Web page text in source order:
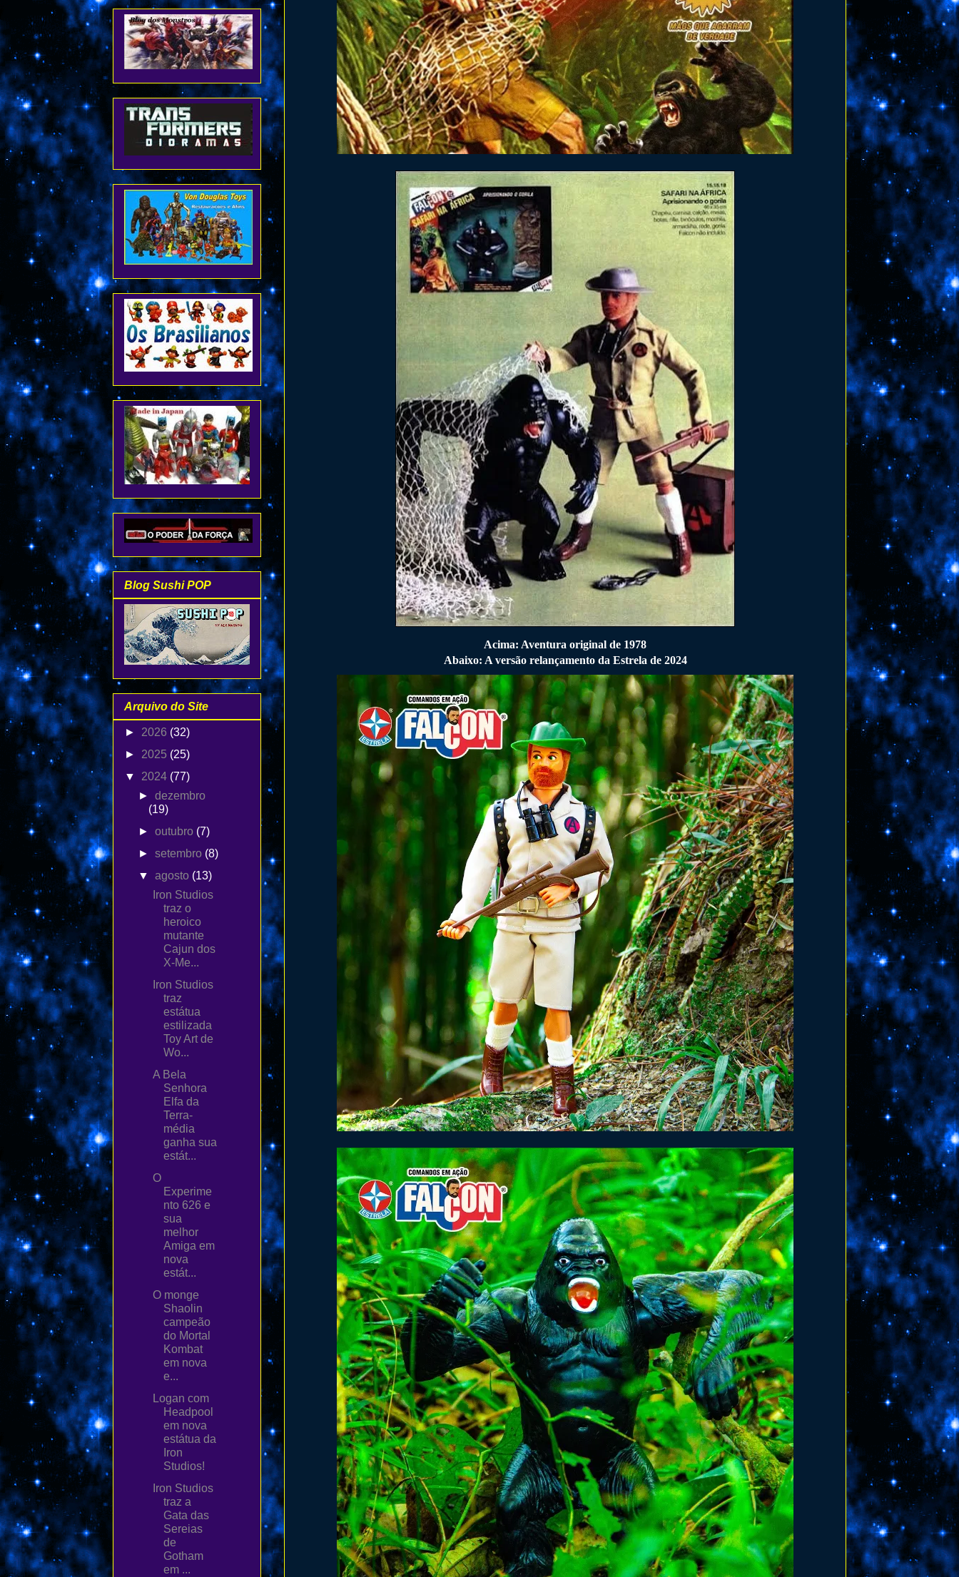
Acima: Aventura original de 1978
Abaixo: A versão relançamento da Estrela de 2024
Blog Sushi POP
Arquivo do Site
► 2026 (32)
► 2025 (25)
▼ 2024 (77)
►dezembro
(19)
►outubro (7)
►setembro (8)
▼agosto (13)
Iron Studios
traz o
heroico
mutante
Cajun dos
X-Me...
Iron Studios
traz
estátua
estilizada
Toy Art de
Wo...
A Bela
Senhora
Elfa da
Terra-
média
ganha sua
estát...
O
Experime
nto 626 e
sua
melhor
Amiga em
nova
estát...
O monge
Shaolin
campeão
do Mortal
Kombat
em nova
e...
Logan com
Headpool
em nova
estátua da
Iron
Studios!
Iron Studios
traz a
Gata das
Sereias
de
Gotham
em ...